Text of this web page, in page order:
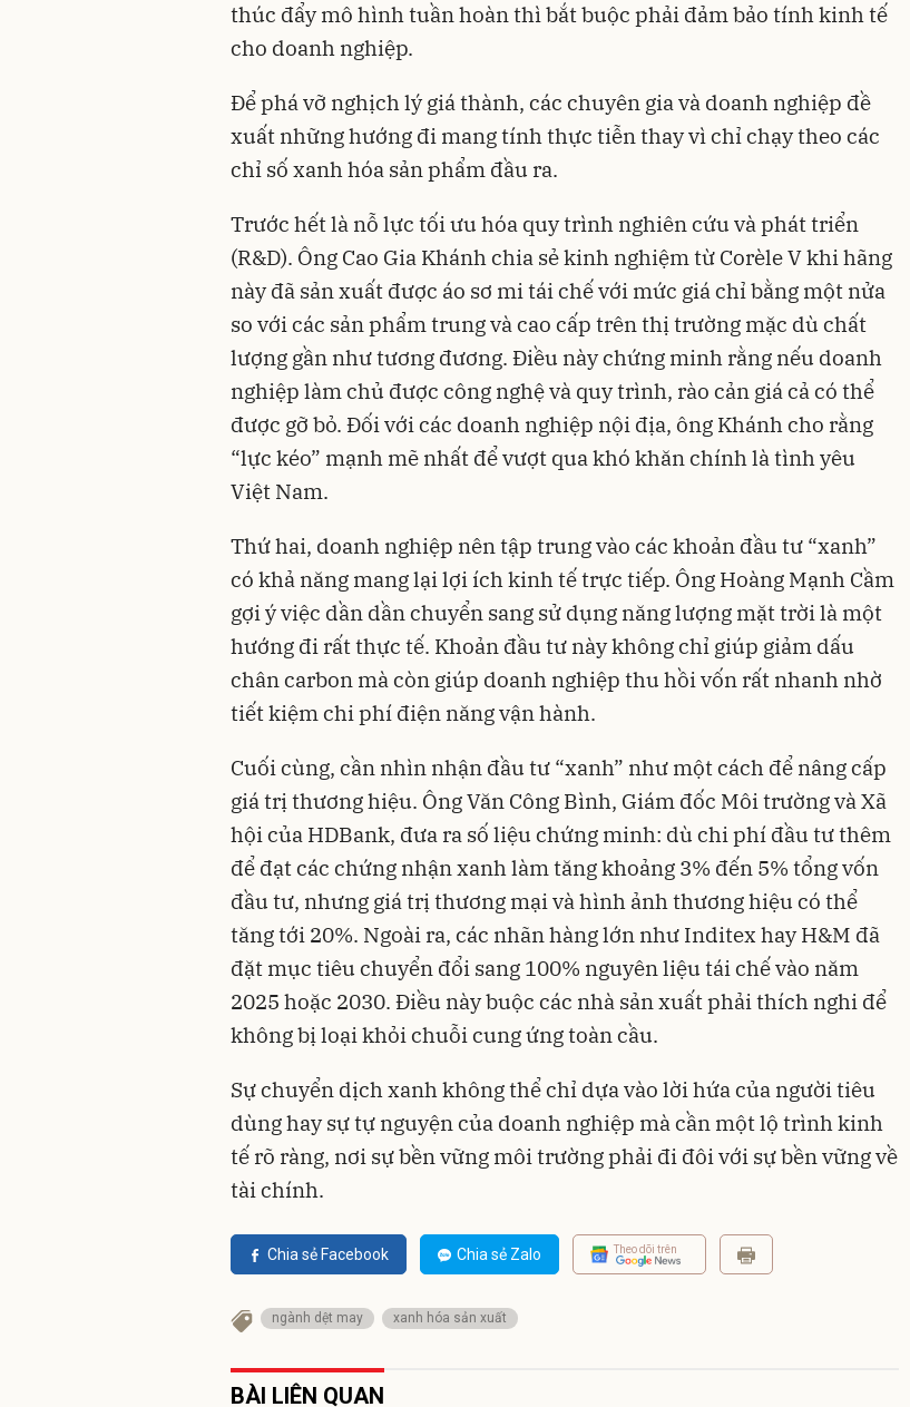
thúc đẩy mô hình tuần hoàn thì bắt buộc phải đảm bảo tính kinh tế
cho doanh nghiệp.
Để phá vỡ nghịch lý giá thành, các chuyên gia và doanh nghiệp đề
xuất những hướng đi mang tính thực tiễn thay vì chỉ chạy theo các
chỉ số xanh hóa sản phẩm đầu ra.
Trước hết là nỗ lực tối ưu hóa quy trình nghiên cứu và phát triển
(R&D). Ông Cao Gia Khánh chia sẻ kinh nghiệm từ Corèle V khi hãng
này đã sản xuất được áo sơ mi tái chế với mức giá chỉ bằng một nửa
so với các sản phẩm trung và cao cấp trên thị trường mặc dù chất
lượng gần như tương đương. Điều này chứng minh rằng nếu doanh
nghiệp làm chủ được công nghệ và quy trình, rào cản giá cả có thể
được gỡ bỏ. Đối với các doanh nghiệp nội địa, ông Khánh cho rằng
“lực kéo” mạnh mẽ nhất để vượt qua khó khăn chính là tình yêu
Việt Nam.
Thứ hai, doanh nghiệp nên tập trung vào các khoản đầu tư “xanh”
có khả năng mang lại lợi ích kinh tế trực tiếp. Ông Hoàng Mạnh Cầm
gợi ý việc dần dần chuyển sang sử dụng năng lượng mặt trời là một
hướng đi rất thực tế. Khoản đầu tư này không chỉ giúp giảm dấu
chân carbon mà còn giúp doanh nghiệp thu hồi vốn rất nhanh nhờ
tiết kiệm chi phí điện năng vận hành.
Cuối cùng, cần nhìn nhận đầu tư “xanh” như một cách để nâng cấp
giá trị thương hiệu. Ông Văn Công Bình, Giám đốc Môi trường và Xã
hội của HDBank, đưa ra số liệu chứng minh: dù chi phí đầu tư thêm
để đạt các chứng nhận xanh làm tăng khoảng 3% đến 5% tổng vốn
đầu tư, nhưng giá trị thương mại và hình ảnh thương hiệu có thể
tăng tới 20%. Ngoài ra, các nhãn hàng lớn như Inditex hay H&M đã
đặt mục tiêu chuyển đổi sang 100% nguyên liệu tái chế vào năm
2025 hoặc 2030. Điều này buộc các nhà sản xuất phải thích nghi để
không bị loại khỏi chuỗi cung ứng toàn cầu.
Sự chuyển dịch xanh không thể chỉ dựa vào lời hứa của người tiêu
dùng hay sự tự nguyện của doanh nghiệp mà cần một lộ trình kinh
tế rõ ràng, nơi sự bền vững môi trường phải đi đôi với sự bền vững về
tài chính.
Chia sẻ Facebook Chia sẻ Zalo Theo dõi trên
ngành dệt may xanh hóa sản xuất
BÀI LIÊN QUAN